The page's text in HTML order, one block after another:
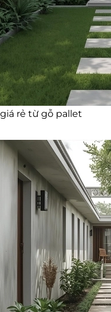
rẻ từ gỗ pallet